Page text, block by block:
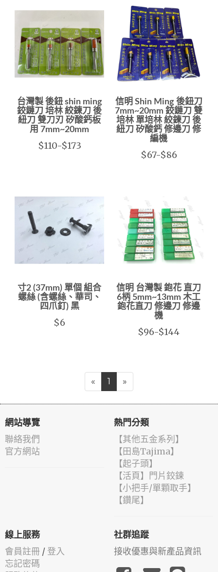
台灣製 後鈕 shin ming
鉸鏈刀 培林 絞鍊刀 後
紐刀 雙刀刃 矽酸鈣板
用 7mm~20mm
$110-$173
信明 Shin Ming 後鈕刀
7mm~20mm 鉸鏈刀 雙
培林 單培林 絞鍊刀 後
紐刀 矽酸鈣 修邊刀 修
編機
$67-$86
寸2 (37mm) 單個 組合
螺絲 (含螺絲、華司、
四爪釘) 黑
$6
信明 台灣製 鉋花 直刀
6柄 5mm~13mm 木工
鉋花直刀 修邊刀 修邊
機
$96-$144
« 1 »
網站導覽
聯絡我們
官方網站
熱門分類
【其他五金系列】
【田島Tajima】
【起子頭】
【活頁】門片鉸鍊
【小把手/單顆取手】
【鑽尾】
線上服務
會員註冊 / 登入
忘記密碼
社群追蹤
接收優惠與新產品資訊